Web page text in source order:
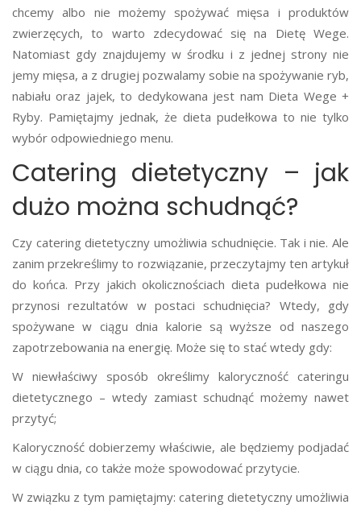
chcemy albo nie możemy spożywać mięsa i produktów
zwierzęcych, to warto zdecydować się na Dietę Wege.
Natomiast gdy znajdujemy w środku i z jednej strony nie
jemy mięsa, a z drugiej pozwalamy sobie na spożywanie ryb,
nabiału oraz jajek, to dedykowana jest nam Dieta Wege +
Ryby. Pamiętajmy jednak, że dieta pudełkowa to nie tylko
wybór odpowiedniego menu.
Catering dietetyczny – jak
dużo można schudnąć?
Czy catering dietetyczny umożliwia schudnięcie. Tak i nie. Ale
zanim przekreślimy to rozwiązanie, przeczytajmy ten artykuł
do końca. Przy jakich okolicznościach dieta pudełkowa nie
przynosi rezultatów w postaci schudnięcia? Wtedy, gdy
spożywane w ciągu dnia kalorie są wyższe od naszego
zapotrzebowania na energię. Może się to stać wtedy gdy:
W niewłaściwy sposób określimy kaloryczność cateringu
dietetycznego – wtedy zamiast schudnąć możemy nawet
przytyć;
Kaloryczność dobierzemy właściwie, ale będziemy podjadać
w ciągu dnia, co także może spowodować przytycie.
W związku z tym pamiętajmy: catering dietetyczny umożliwia